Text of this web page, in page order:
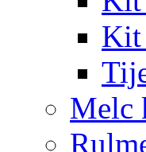
Kit
Melc